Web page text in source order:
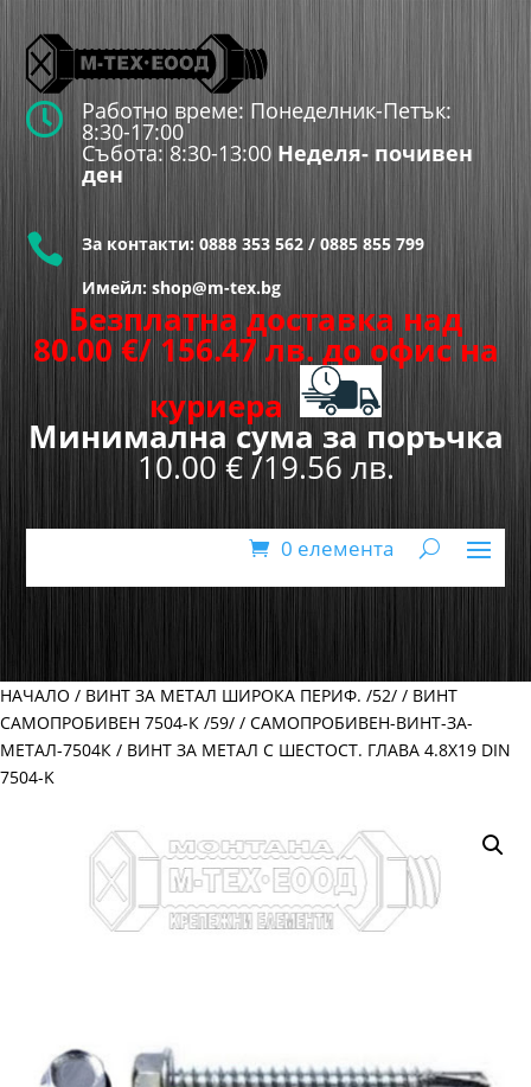
 Работно време: Понеделник-Петък:
8:30-17:00
Събота: 8:30-13:00 Неделя- почивен
ден
 За контакти: 0888 353 562 / 0885 855 799
Имейл: shop@m-tex.bg
Безплатна доставка над
80.00 €/ 156.47 лв. до офис на
куриера
Минимална сума за поръчка
10.00 € /19.56 лв.
0 елемента
НАЧАЛО / ВИНТ ЗА МЕТАЛ ШИРОКА ПЕРИФ. /52/ / ВИНТ
САМОПРОБИВЕН 7504-К /59/ / САМОПРОБИВЕН-ВИНТ-ЗА-
МЕТАЛ-7504К / ВИНТ ЗА МЕТАЛ С ШЕСТОСТ. ГЛАВА 4.8Х19 DIN
7504-K